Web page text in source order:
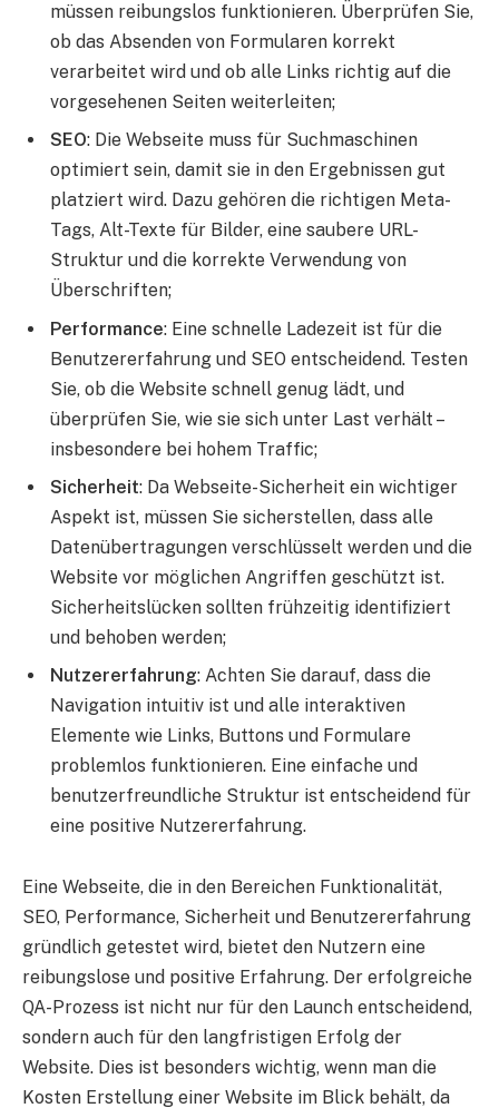
müssen reibungslos funktionieren. Überprüfen Sie,
ob das Absenden von Formularen korrekt
verarbeitet wird und ob alle Links richtig auf die
vorgesehenen Seiten weiterleiten;
SEO: Die Webseite muss für Suchmaschinen
optimiert sein, damit sie in den Ergebnissen gut
platziert wird. Dazu gehören die richtigen Meta-
Tags, Alt-Texte für Bilder, eine saubere URL-
Struktur und die korrekte Verwendung von
Überschriften;
Performance: Eine schnelle Ladezeit ist für die
Benutzererfahrung und SEO entscheidend. Testen
Sie, ob die Website schnell genug lädt, und
überprüfen Sie, wie sie sich unter Last verhält –
insbesondere bei hohem Traffic;
Sicherheit: Da Webseite-Sicherheit ein wichtiger
Aspekt ist, müssen Sie sicherstellen, dass alle
Datenübertragungen verschlüsselt werden und die
Website vor möglichen Angriffen geschützt ist.
Sicherheitslücken sollten frühzeitig identifiziert
und behoben werden;
Nutzererfahrung: Achten Sie darauf, dass die
Navigation intuitiv ist und alle interaktiven
Elemente wie Links, Buttons und Formulare
problemlos funktionieren. Eine einfache und
benutzerfreundliche Struktur ist entscheidend für
eine positive Nutzererfahrung.
Eine Webseite, die in den Bereichen Funktionalität,
SEO, Performance, Sicherheit und Benutzererfahrung
gründlich getestet wird, bietet den Nutzern eine
reibungslose und positive Erfahrung. Der erfolgreiche
QA-Prozess ist nicht nur für den Launch entscheidend,
sondern auch für den langfristigen Erfolg der
Website. Dies ist besonders wichtig, wenn man die
Kosten Erstellung einer Website im Blick behält, da